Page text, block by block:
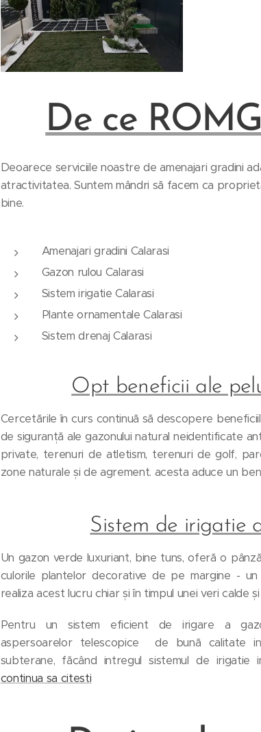
De ce
Deoarece serviciile noastre de amenajari gradini
atractivitatea. Suntem mândri să facem ca
bine.
Amenajari gradini Calarasi
Gazon rulou Calarasi
Sistem irigatie Calarasi
Plante ornamentale Calarasi
Sistem drenaj Calarasi
Opt beneficii ale
Cercetările în curs continuă să descopere
de siguranță ale gazonului natural neidentificate
private, terenuri de atletism, terenuri de golf,
zone naturale și de agrement. acesta aduce un
Sistem de irigatie
Un gazon verde luxuriant, bine tuns, oferă o
culorile plantelor decorative de pe margine -
realiza acest lucru chiar și în timpul unei veri calde
Pentru un sistem eficient de irigare a
aspersoarelor telescopice de bună calitate
subterane, făcând intregul sistemul de irigatie
continua sa citesti